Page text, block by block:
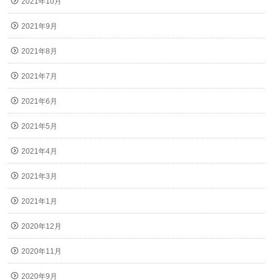
2021年9月
2021年8月
2021年7月
2021年6月
2021年5月
2021年4月
2021年3月
2021年1月
2020年12月
2020年11月
2020年9月